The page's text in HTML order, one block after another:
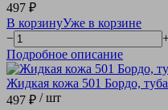
497 ₽
В корзинуУже в корзине
−
Подробное описание
Жидкая кожа 501 Бордо,
497 ₽ / шт